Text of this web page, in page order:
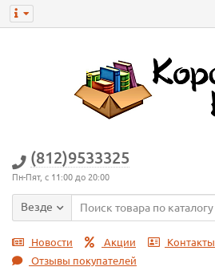
(812)9533325
Пн-Пят, с 11:00 до 20:00
Везде
Новости Акции
Контакты
Отзывы покупателей